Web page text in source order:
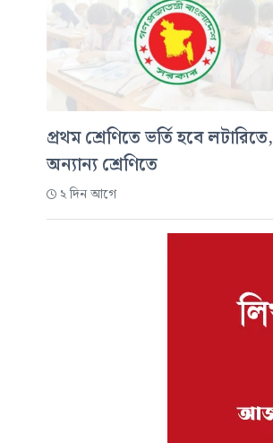
প্রথম শ্রেণিতে ভর্তি হবে লটারিতে,
অন্যান্য শ্রেণিতে
২ দিন আগে